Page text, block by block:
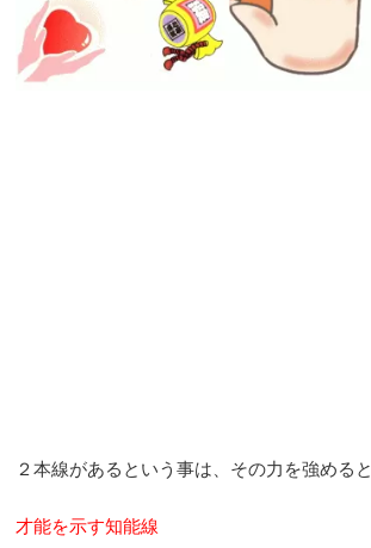
２本線があるという事は、その力を強める
才能を示す知能線